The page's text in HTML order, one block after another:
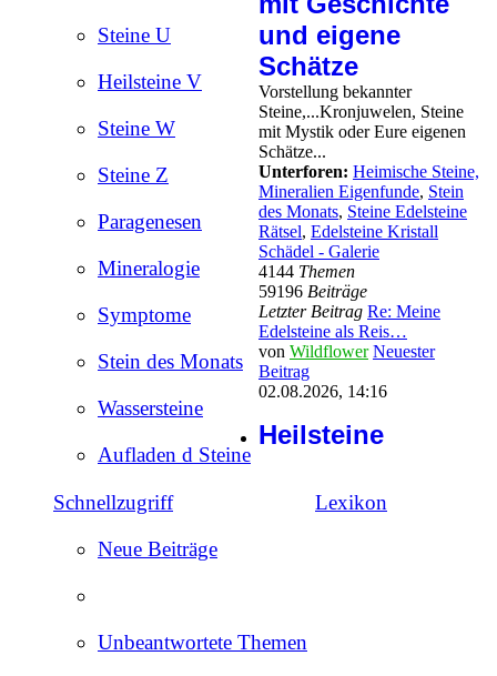
Steine U
Heilsteine V
Steine W
Steine Z
Paragenesen
Mineralogie
Symptome
Stein des Monats
Wassersteine
Aufladen d Steine
Schnellzugriff
Neue Beiträge
Unbeantwortete Themen
Lexikon
und eigene
Schätze
Vorstellung bekannter
Steine,...Kronjuwelen, Steine
mit Mystik oder Eure eigenen
Schätze...
Unterforen: Heimische Steine,
Mineralien Eigenfunde, Stein
des Monats, Steine Edelsteine
Rätsel, Edelsteine Kristall
Schädel - Galerie
4144 Themen
59196 Beiträge
Letzter Beitrag Re: Meine
Edelsteine als Reis…
von Wildflower Neuester
Beitrag
02.08.2026, 14:16
Heilsteine